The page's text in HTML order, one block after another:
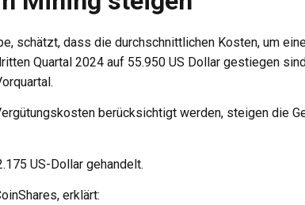
schätzt, dass die durchschnittlichen Kosten, um
Quartal 2024 auf 55.950 US Dollar gestiegen
berücksichtigt werden, steigen die
US-Dollar gehandelt.
erklärt: